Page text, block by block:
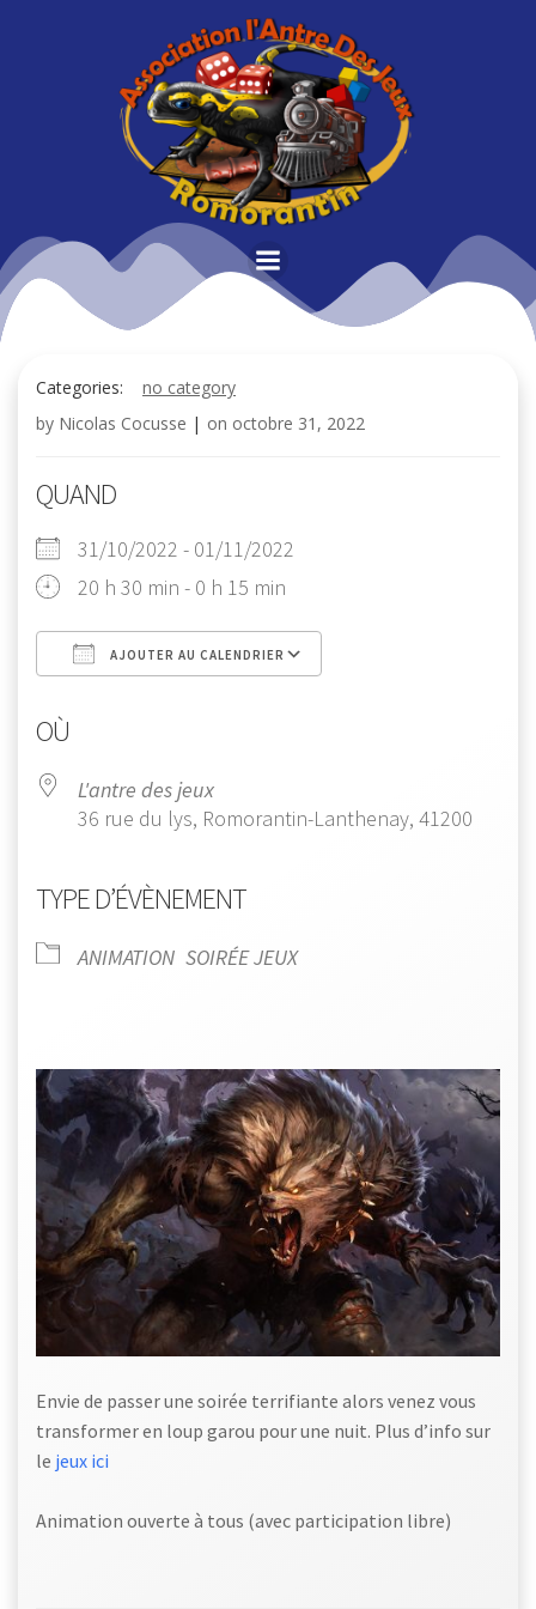
Aller
au
contenu
Categories:
no category
by Nicolas Cocusse | on octobre 31, 2022
QUAND
31/10/2022 - 01/11/2022
20 h 30 min - 0 h 15 min
AJOUTER AU CALENDRIER
OÙ
L'antre des jeux
36 rue du lys, Romorantin-Lanthenay, 41200
TYPE D’ÉVÈNEMENT
ANIMATION SOIRÉE JEUX
Envie de passer une soirée terrifiante alors venez vous
transformer en loup garou pour une nuit. Plus d’info sur
le jeux ici
Animation ouverte à tous (avec participation libre)